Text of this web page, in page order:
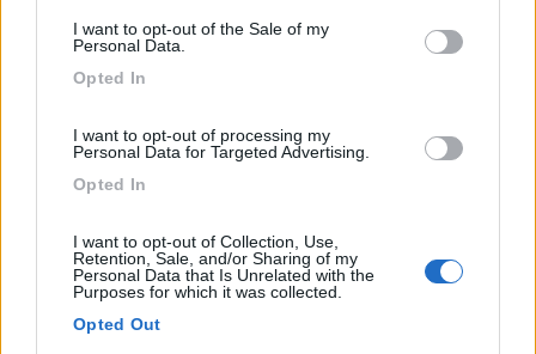
I want to opt-out of the Sale of my
Personal Data.
Opted In
I want to opt-out of processing my
Personal Data for Targeted Advertising.
Opted In
I want to opt-out of Collection, Use,
Retention, Sale, and/or Sharing of my
Personal Data that Is Unrelated with the
Purposes for which it was collected.
Opted Out
Campeggio
0